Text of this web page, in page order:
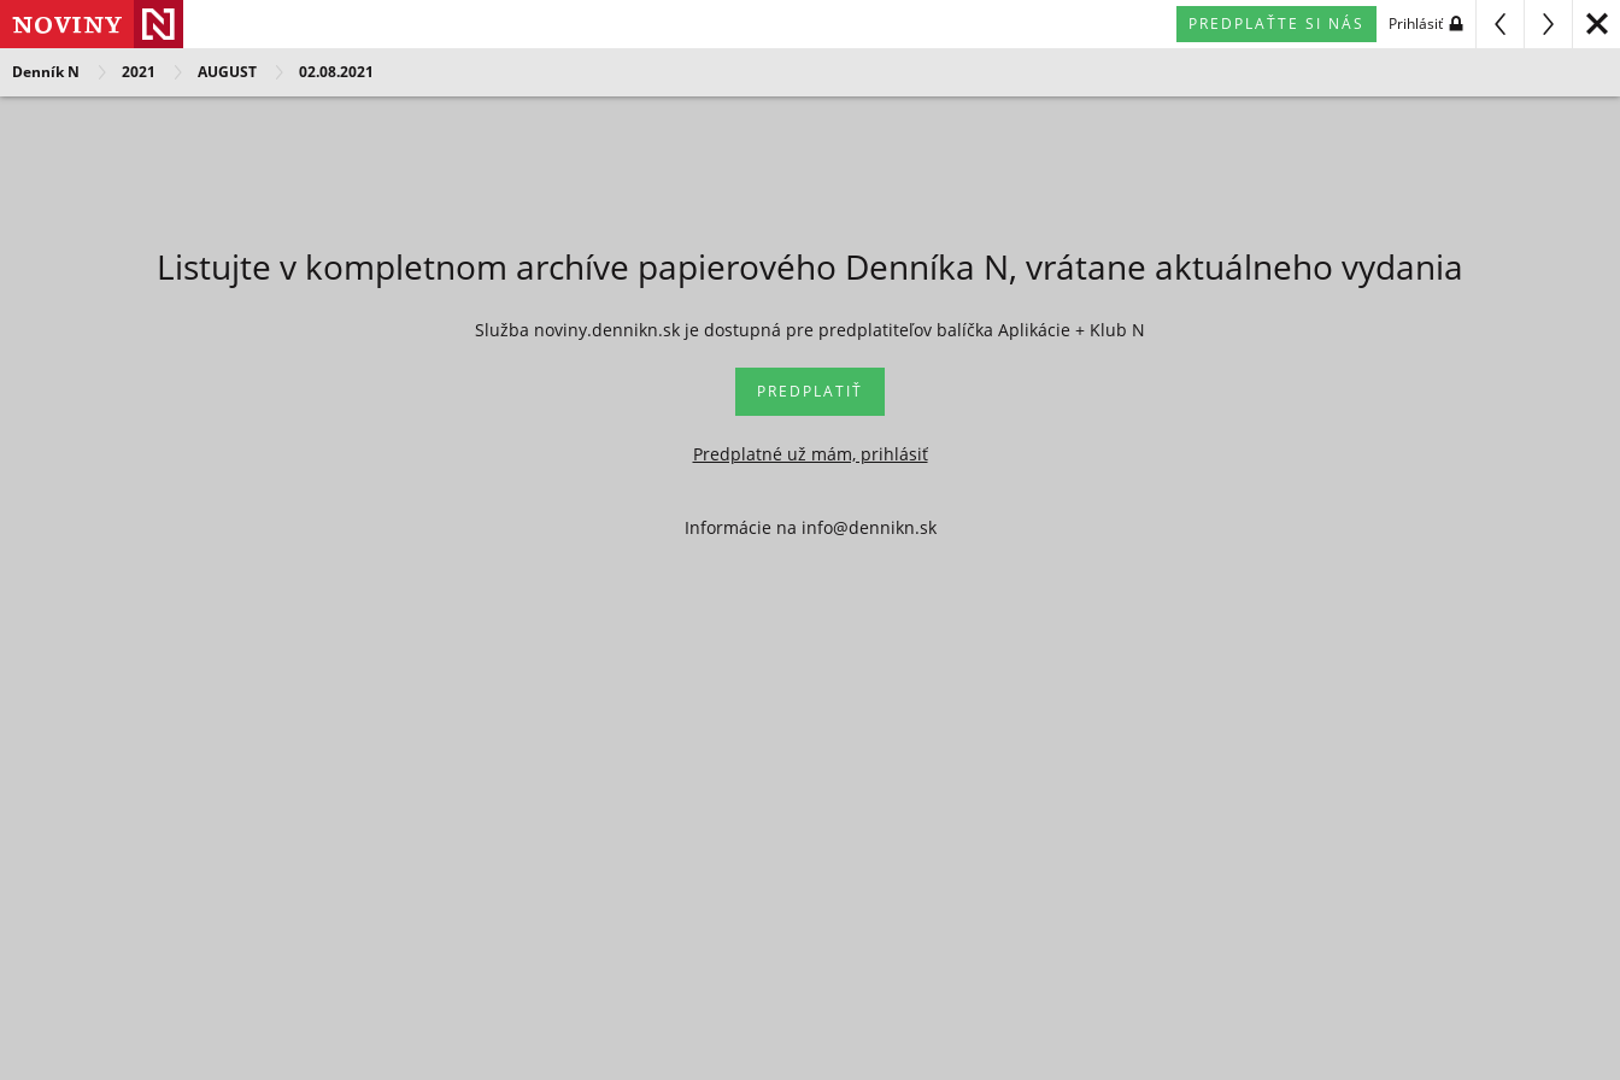
PREDPLAŤTE SI NÁS Prihlásiť
Denník N 2021 AUGUST 02.08.2021
Listujte v kompletnom archíve papierového Denníka N, vrátane aktuálneho vydania
Služba noviny.dennikn.sk je dostupná pre predplatiteľov balíčka Aplikácie + Klub N
PREDPLATIŤ
Predplatné už mám, prihlásiť
Informácie na info@dennikn.sk